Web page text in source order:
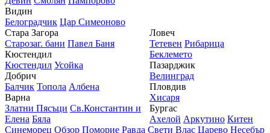
Видин
Белоградчик Цар Симеоново
Стара Загора
Старозаг. бани Павел Баня
Кюстендил
Кюстендил Усойка
Добрич
Балчик Топола Албена
Варна
Златни Пясъци Св.Константин и
Елена Бяла
Ловеч
Тетевен Рибарица
Беклемето
Пазарджик
Велинград
Пловдив
Хисаря
Бургас
Ахелой Аркутино Китен
Синеморец Обзор Поморие Равда Свети Влас Царево Несебър